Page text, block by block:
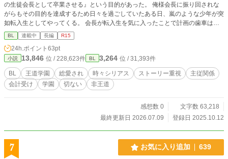
の生徒会長として卒業させる』という目的があった。 俺様会長に振り回されな
がらもその目的を達成するため日々を過ごしていたある日、嵐のような少年が突
如転入生としてやってくる。 会長が転入生を気に入ったことで計画の歯車は狂
い始め── そんなこんなで巻き起こる、主人公と王道転入生を中心とした拗れた
愛の物語。 ・気まぐれ更新。 ・総愛され。初めの方恋愛要素薄いです。 ・脇カ
プあり。 ・主人公(受け)の攻め描写あり。 恋とはまた違う意味での愛、執着が
大好物なので、そう言った癖を多分に詰め込んだ作品となります。シリアス、暴
力、若干の無理矢理描写を含む予定です。苦手な方はブラウザバック推奨。 完
結目指して頑張ります。
BL 連載中 長編 R15
24h.ポイント 63pt
小説 13,846 位 / 228,623件 BL 3,264 位 / 31,393件
BL 王道学園 総愛され 時々シリアス ストーリー重視
主従関係
会計受け
学園 切ない 非王道
感想数 0
文字数 63,218
最終更新日 2026.07.09
登録日 2025.10.12
7 お気に入り追加 639